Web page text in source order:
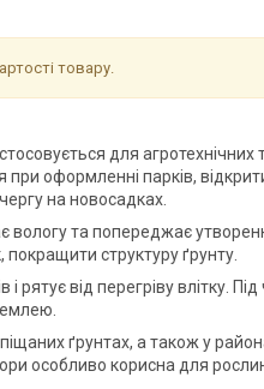
товару.
для
оформленні парків,
на новосадках.
вологу та попереджає
покращити структуру ґрунту.
від перегріву влітку.
ґрунтах, а також у
особливо корисна для